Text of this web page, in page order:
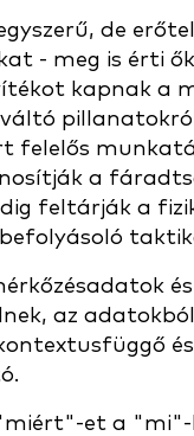
de
- meg is érti
kapnak a
felelős
a
feltárják a
az
et a "mi"-